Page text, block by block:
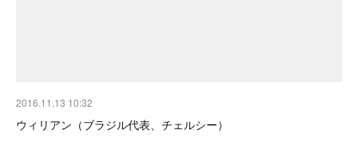
2016.11.13 10:32
ウィリアン（ブラジル代表、チェルシー）